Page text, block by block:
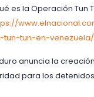
es la Operación Tun
tun-en-venezuela/
anuncia la
para los